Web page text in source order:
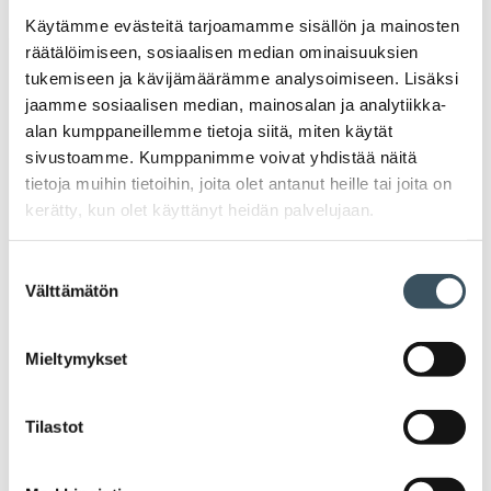
Käytämme evästeitä tarjoamamme sisällön ja mainosten
räätälöimiseen, sosiaalisen median ominaisuuksien
tukemiseen ja kävijämäärämme analysoimiseen. Lisäksi
jaamme sosiaalisen median, mainosalan ja analytiikka-
alan kumppaneillemme tietoja siitä, miten käytät
sivustoamme. Kumppanimme voivat yhdistää näitä
tietoja muihin tietoihin, joita olet antanut heille tai joita on
kerätty, kun olet käyttänyt heidän palvelujaan.
valinta
Välttämätön
Mieltymykset
Tilastot
Uutiset
Tiedotteet
Blogit